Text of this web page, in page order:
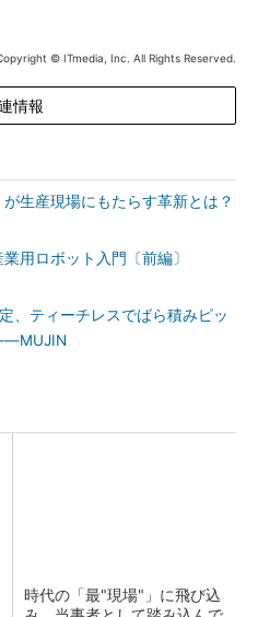
© ITmedia, Inc. All Rights Reserved.
情報
が生産現場にもたらす革新とは？
用ロボット入門〔前編〕
、ティーチレスでばら積みピッ
時代の「最"現場"」に飛び込